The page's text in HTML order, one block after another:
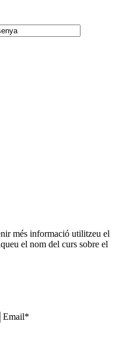
més informació utilitzeu el
el nom del curs sobre el
Email*